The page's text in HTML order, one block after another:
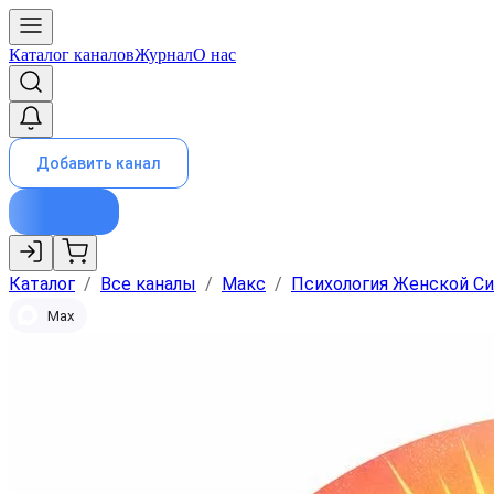
Каталог каналовЖурналО нас
Добавить канал
Каталог / Все каналы / Макс / Психология Женской
Max